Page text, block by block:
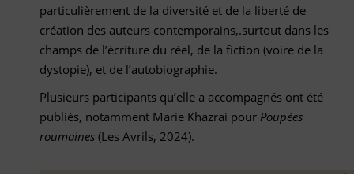
particulièrement de la diversité et de la liberté de
création des auteurs contemporains,.surtout dans les
champs de l’écriture du réel, de la fiction (voire de la
dystopie), et de l’autobiographie.
Plusieurs participants qu’elle a accompagnés ont été
publiés, notamment Marie Khazrai pour Poupées
roumaines(Les Avrils, 2024).